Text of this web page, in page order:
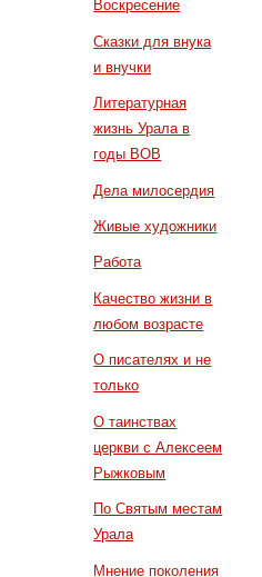
Воскресение
Сказки для внука
и внучки
Литературная
жизнь Урала в
годы ВОВ
Дела милосердия
Живые художники
Работа
Качество жизни в
любом возрасте
О писателях и не
только
О таинствах
церкви с Алексеем
Рыжковым
По Святым местам
Урала
Мнение поколения